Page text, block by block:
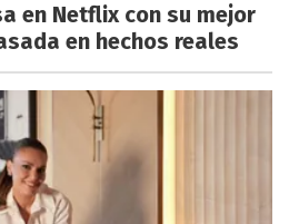
en Netflix con su mejor
en hechos reales